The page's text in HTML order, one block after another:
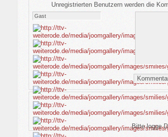
Unregistrierten Benutzern werden die
Bitte logge